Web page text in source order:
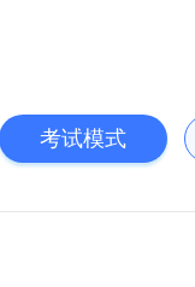
考试模式